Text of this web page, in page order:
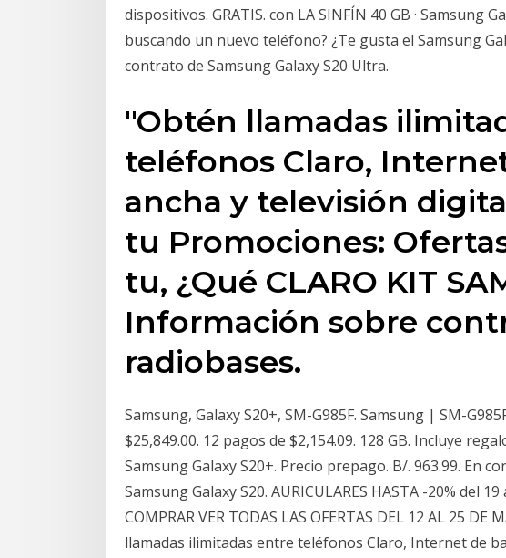
dispositivos. GRATIS. con LA SINFÍN 40 GB · Samsung
buscando un nuevo teléfono? ¿Te gusta el Samsung
contrato de Samsung Galaxy S20 Ultra.
"Obtén llamadas
teléfonos Claro,
ancha y televisión
tu Promociones:
tu, ¿Qué CLARO KIT
Información sobre
radiobases.
Samsung, Galaxy S20+, SM-G985F. Samsung | SM-
$25,849.00. 12 pagos de $2,154.09. 128 GB. Incluye
Samsung Galaxy S20+. Precio prepago. B/. 963.99. En
Samsung Galaxy S20. AURICULARES HASTA -20% del
COMPRAR VER TODAS LAS OFERTAS DEL 12 AL 25 DE
llamadas ilimitadas entre teléfonos Claro, Internet de